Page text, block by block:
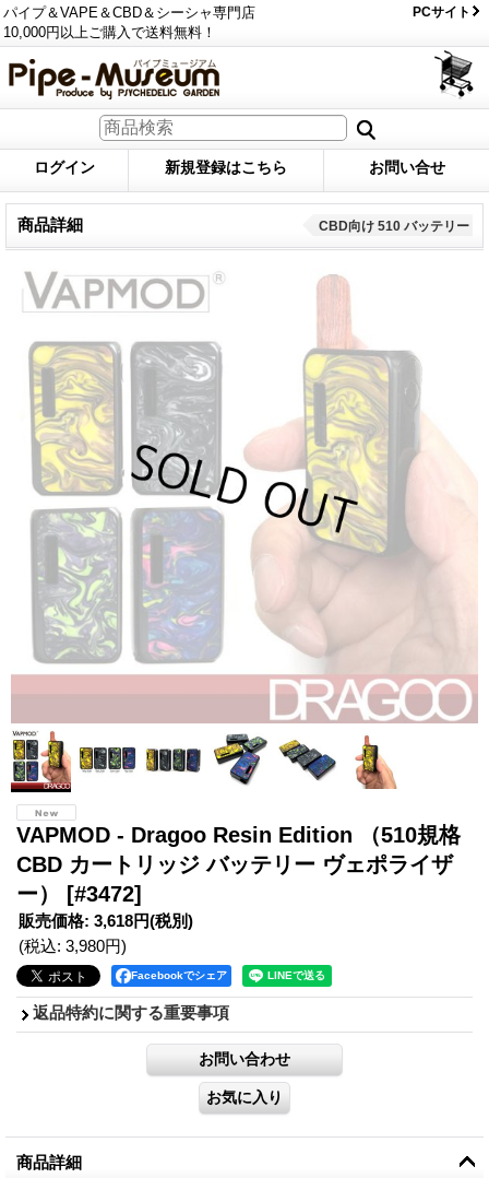
パイプ＆VAPE＆CBD＆シーシャ専門店
10,000円以上ご購入で送料無料！
PCサイト
ログイン 新規登録はこちら お問い合せ
商品詳細 CBD向け 510 バッテリー
VAPMOD - Dragoo Resin Edition （510規格
CBD カートリッジ バッテリー ヴェポライザ
ー） [#3472]
販売価格: 3,618円(税別)
(税込: 3,980円)
Facebookでシェア
返品特約に関する重要事項
商品詳細